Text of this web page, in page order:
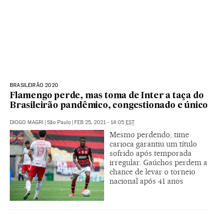
BRASILEIRÃO 2020
Flamengo perde, mas toma de Inter a taça do
Brasileirão pandêmico, congestionado e único
DIOGO MAGRI São Paulo FEB 25, 2021 - 14:05 EST
Mesmo perdendo, time
carioca garantiu um título
sofrido após temporada
irregular. Gaúchos perdem a
chance de levar o torneio
nacional após 41 anos